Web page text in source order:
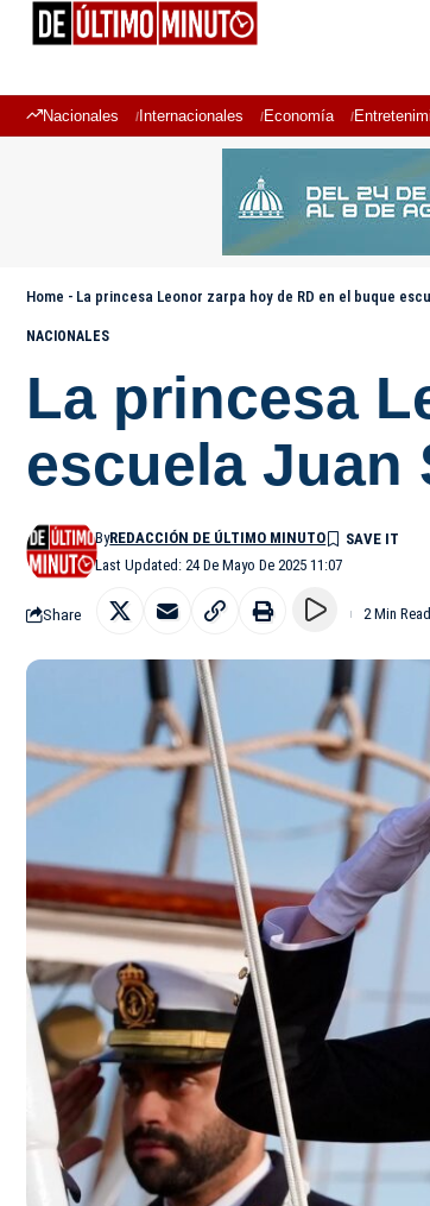
Nacionales Internacionales Economía
Home - La princesa Leonor zarpa hoy de RD en el buque
NACIONALES
La princesa
escuela Juan
Last Updated: 24 De Mayo De 2025 11:07
ByREDACCIÓN DE ÚLTIMO MINUTO
Share 2 Min Read